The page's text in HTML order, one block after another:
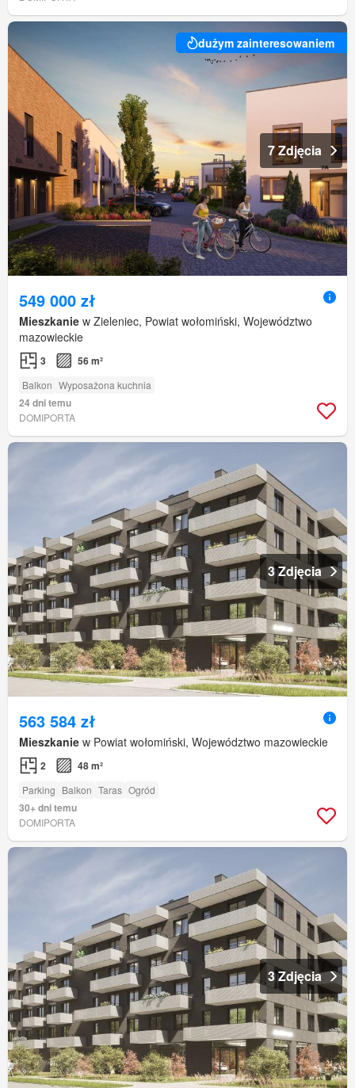
dużym zainteresowaniem
7 Zdjęcia
549 000 zł
Mieszkanie w Zieleniec, Powiat wołomiński, Województwo
mazowieckie
3 56 m²
Balkon Wyposażona kuchnia
24 dni temu
DOMIPORTA
3 Zdjęcia
563 584 zł
Mieszkanie w Powiat wołomiński, Województwo mazowieckie
2 48 m²
Parking Balkon Taras Ogród
30+ dni temu
DOMIPORTA
3 Zdjęcia